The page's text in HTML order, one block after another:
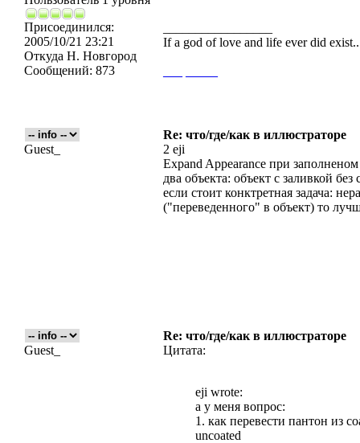
Присоединился:
2005/10/21 23:21
Откуда Н. Новгород
Сообщений: 873
If a god of love and life ever did
Re: что/где/как в иллюстраторе
Guest_
2 eji
Expand Appearance при
два объекта: объект с заливкой
если стоит конктретная задача:
("переведенного" в объект) то
Re: что/где/как в иллюстраторе
Guest_
Цитата:
eji wrote:
а у меня вопрос:
1. как перевести пантон из
uncoated